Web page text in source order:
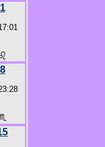
1
♌
8
♏